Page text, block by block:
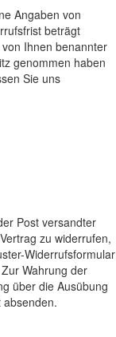
Angaben von
beträgt
Ihnen benannter
genommen haben
Sie uns
Post versandter
zu widerrufen,
Widerrufsformular
Wahrung der
über die Ausübung